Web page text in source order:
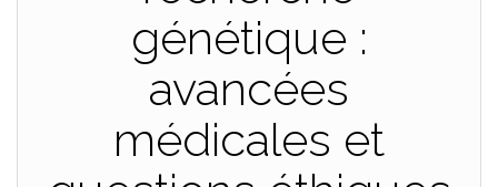
génétique :
avancées
médicales et